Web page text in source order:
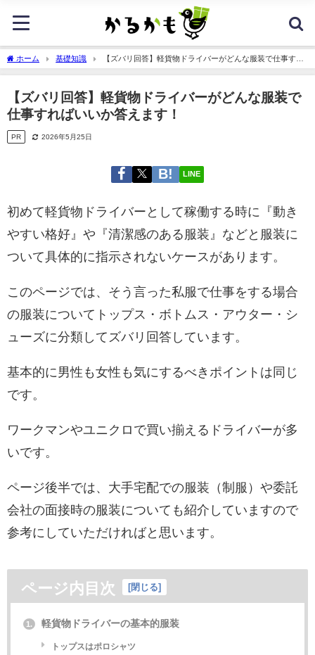
ホーム 基礎知識
【ズバリ回答】軽貨物ドライバーがどんな服装で仕事すれ
ばいいか答えます！
【ズバリ回答】軽貨物ドライバーがどんな服装で
仕事すればいいか答えます！
PR 2026年5月25日
LINE
初めて軽貨物ドライバーとして稼働する時に『動き
やすい格好』や『清潔感のある服装』などと服装に
ついて具体的に指示されないケースがあります。
このページでは、そう言った私服で仕事をする場合
の服装についてトップス・ボトムス・アウター・シ
ューズに分類してズバリ回答しています。
基本的に男性も女性も気にするべきポイントは同じ
です。
ワークマンやユニクロで買い揃えるドライバーが多
いです。
ページ後半では、大手宅配での服装（制服）や委託
会社の面接時の服装についても紹介していますので
参考にしていただければと思います。
ページ内目次 [閉じる]
1. 軽貨物ドライバーの基本的服装
トップスはポロシャツ